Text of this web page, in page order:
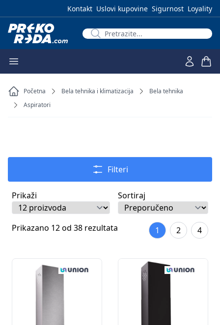
Kontakt Uslovi kupovine Sigurnost Loyality
Početna Bela tehnika i klimatizacija
Bela tehnika
Aspiratori
Filteri
Prikaži Sortiraj
Prikazano 12 od 38 rezultata 1 2 4